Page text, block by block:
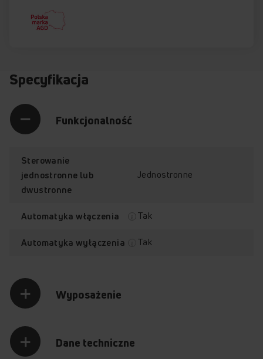
Specyfikacja
Funkcjonalność
Sterowanie
jednostronne lub
dwustronne
Jednostronne
Automatyka włączenia Tak
Automatyka wyłączenia Tak
Wyposażenie
Dane techniczne